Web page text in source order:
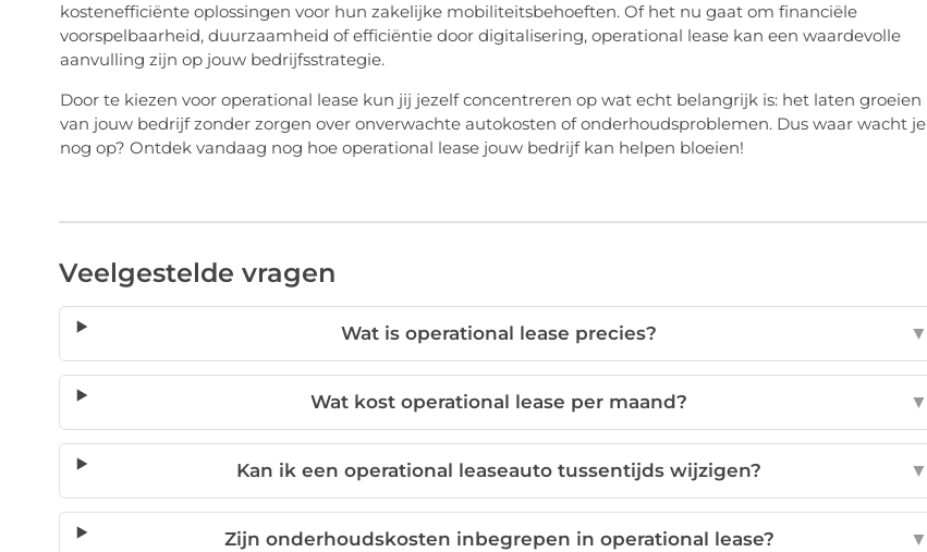
kostenefficiënte oplossingen voor hun zakelijke mobiliteitsbehoeften. Of het nu gaat om financiële
voorspelbaarheid, duurzaamheid of efficiëntie door digitalisering, operational lease kan een waardevolle
aanvulling zijn op jouw bedrijfsstrategie.
Door te kiezen voor operational lease kun jij jezelf concentreren op wat echt belangrijk is: het laten groeien
van jouw bedrijf zonder zorgen over onverwachte autokosten of onderhoudsproblemen. Dus waar wacht je
nog op? Ontdek vandaag nog hoe operational lease jouw bedrijf kan helpen bloeien!
Veelgestelde vragen
Wat is operational lease precies? ▼
Wat kost operational lease per maand? ▼
Kan ik een operational leaseauto tussentijds wijzigen? ▼
Zijn onderhoudskosten inbegrepen in operational lease? ▼